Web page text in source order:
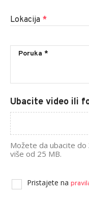
Lokacija *
Ubacite video ili
Možete da ubacite
više od 25 MB.
Pristajete na